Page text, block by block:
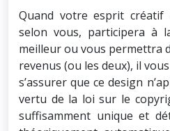
Quand votre esprit créatif
selon vous, participera à
meilleur ou vous permettra
revenus (ou les deux), il
s’assurer que ce design
vertu de la loi sur le
suffisamment unique et